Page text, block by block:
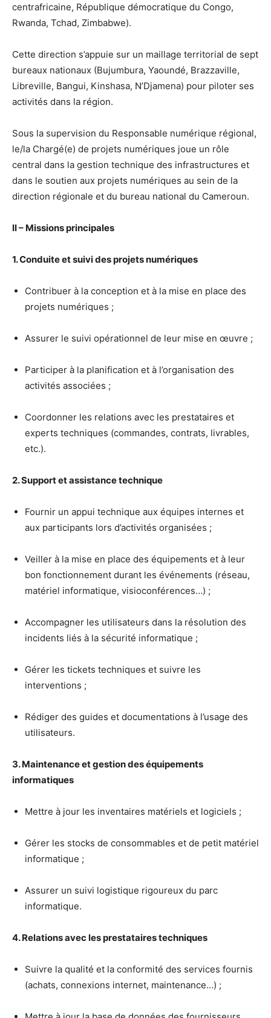
centrafricaine, République démocratique du Congo,
Rwanda, Tchad, Zimbabwe).
Cette direction s’appuie sur un maillage territorial de sept
bureaux nationaux (Bujumbura, Yaoundé, Brazzaville,
Libreville, Bangui, Kinshasa, N’Djamena) pour piloter ses
activités dans la région.
Sous la supervision du Responsable numérique régional,
le/la Chargé(e) de projets numériques joue un rôle
central dans la gestion technique des infrastructures et
dans le soutien aux projets numériques au sein de la
direction régionale et du bureau national du Cameroun.
II – Missions principales
1. Conduite et suivi des projets numériques
Contribuer à la conception et à la mise en place des
projets numériques ;
Assurer le suivi opérationnel de leur mise en œuvre ;
Participer à la planification et à l’organisation des
activités associées ;
Coordonner les relations avec les prestataires et
experts techniques (commandes, contrats, livrables,
etc.).
2. Support et assistance technique
Fournir un appui technique aux équipes internes et
aux participants lors d’activités organisées ;
Veiller à la mise en place des équipements et à leur
bon fonctionnement durant les événements (réseau,
matériel informatique, visioconférences…) ;
Accompagner les utilisateurs dans la résolution des
incidents liés à la sécurité informatique ;
Gérer les tickets techniques et suivre les
interventions ;
Rédiger des guides et documentations à l’usage des
utilisateurs.
3. Maintenance et gestion des équipements
informatiques
Mettre à jour les inventaires matériels et logiciels ;
Gérer les stocks de consommables et de petit matériel
informatique ;
Assurer un suivi logistique rigoureux du parc
informatique.
4. Relations avec les prestataires techniques
Suivre la qualité et la conformité des services fournis
(achats, connexions internet, maintenance…) ;